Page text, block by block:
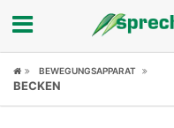
FokusBEWEGUNGSAPPARAT
BECKEN